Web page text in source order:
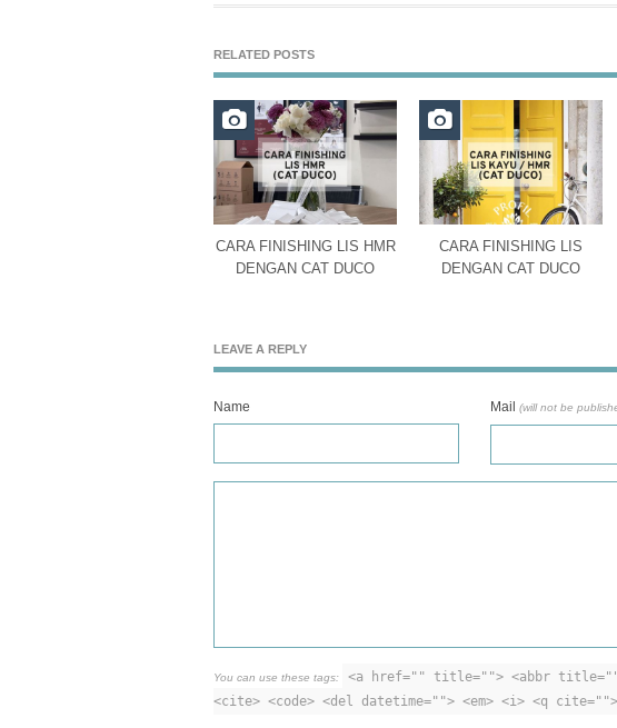
RELATED POSTS
CARA FINISHING LIS HMR
DENGAN CAT DUCO
CARA FINISHING LIS
DENGAN CAT DUCO
LEAVE A REPLY
Name Mail(will not be
You can use these tags:
<a href="" title=""> <abbr
<cite> <code> <del datetime=""> <em> <i> <q